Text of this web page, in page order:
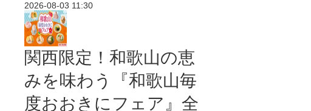
2026-08-03 11:30
関西限定！和歌山の恵
みを味わう『和歌山毎
度おおきにフェア』全